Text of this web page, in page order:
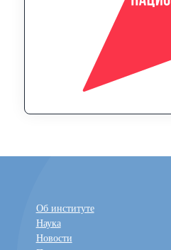
Об институте
Наука
Новости